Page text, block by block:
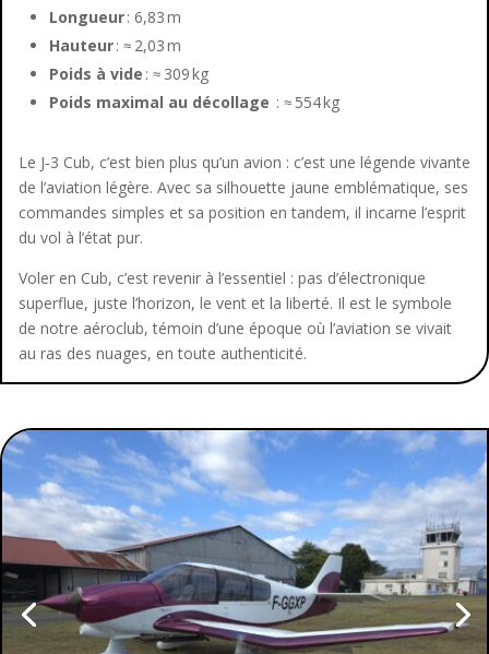
Longueur: 6,83 m
Hauteur: ≈ 2,03 m
Poids à vide : ≈ 309 kg
Poids maximal au décollage : ≈ 554 kg
Le J‑3 Cub, c’est bien plus qu’un avion : c’est une légende vivante
de l’aviation légère. Avec sa silhouette jaune emblématique, ses
commandes simples et sa position en tandem, il incarne l’esprit
du vol à l’état pur.
Voler en Cub, c’est revenir à l’essentiel : pas d’électronique
superflue, juste l’horizon, le vent et la liberté. Il est le symbole
de notre aéroclub, témoin d’une époque où l’aviation se vivait
au ras des nuages, en toute authenticité.